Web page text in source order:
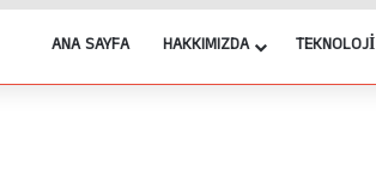
ANA SAYFA HAKKIMIZDA TEKNOLOJI